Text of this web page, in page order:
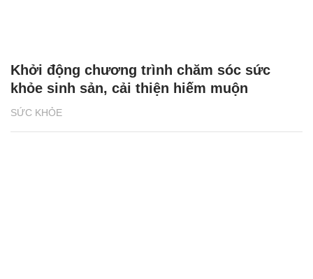
SỨC KHỎE
Khởi động chương trình chăm sóc sức
khỏe sinh sản, cải thiện hiếm muộn